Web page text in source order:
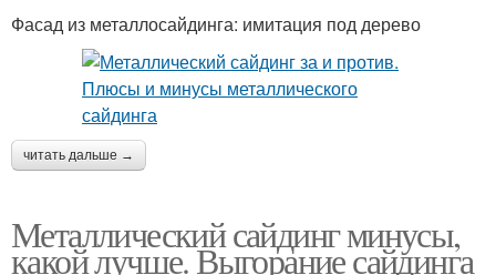
Фасад из металлосайдинга: имитация под дерево
читать дальше →
Металлический сайдинг минусы,
какой лучше. Выгорание сайдинга